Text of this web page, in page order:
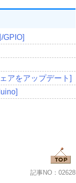
GPIO]
アをアップデート]
記事NO：02628